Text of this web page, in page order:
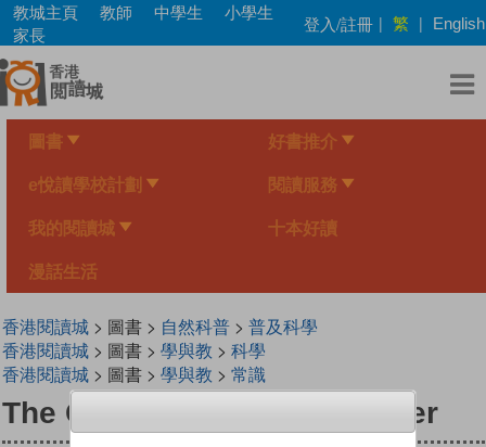
Skip
main
content
教城主頁 教師 中學生
小學生
家長
登入/註冊 | 繁 | English
圖書 好書推介
e悅讀學校計劃 閱讀服務
我的閱讀城 十本好讀
漫話生活
香港閱讀城> 圖書 > 自然科普> 普及科學
香港閱讀城> 圖書 > 學與教 > 科學
香港閱讀城> 圖書 > 學與教 > 常識
The Galileo Mission to Jupiter